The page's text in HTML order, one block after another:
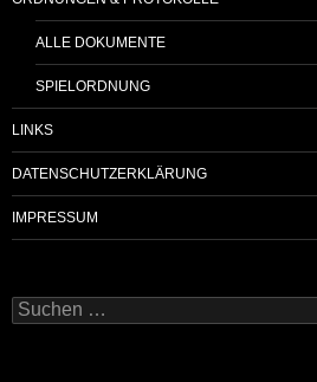
ALLE DOKUMENTE
SPIELORDNUNG
LINKS
DATENSCHUTZERKLÄRUNG
IMPRESSUM
Suchen
nach: